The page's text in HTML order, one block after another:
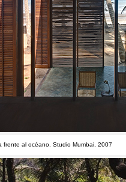
frente al océano Studio Mumbai , 2007